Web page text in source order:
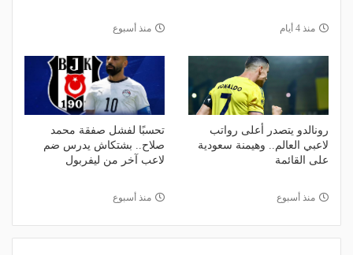
منذ 4 أيام منذ أسبوع
رونالدو يتصدر أعلى رواتب
لاعبي العالم.. وهيمنة سعودية
على القائمة
منذ أسبوع
تحسبًا لفشل صفقة محمد
صلاح.. بشتكاش يدرس ضم
لاعب آخر من ليفربول
منذ أسبوع